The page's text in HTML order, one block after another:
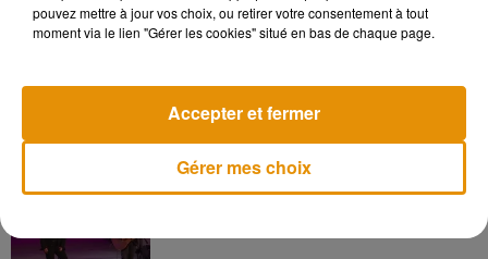
6 août 2026
La version réécrite de « Beautiful Day »
pouvez mettre à jour vos choix, ou retirer votre consentement à tout
moment via le lien "Gérer les cookies" situé en bas de chaque page.
Gérer mes choix
Accepter et fermer